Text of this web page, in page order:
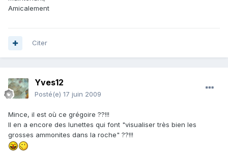
Amicalement
Citer
Yves12
Posté(e) 17 juin 2009
Mince, il est où ce grégoire ??!!!
Il en a encore des lunettes qui font "visualiser très bien les
grosses ammonites dans la roche" ??!!!